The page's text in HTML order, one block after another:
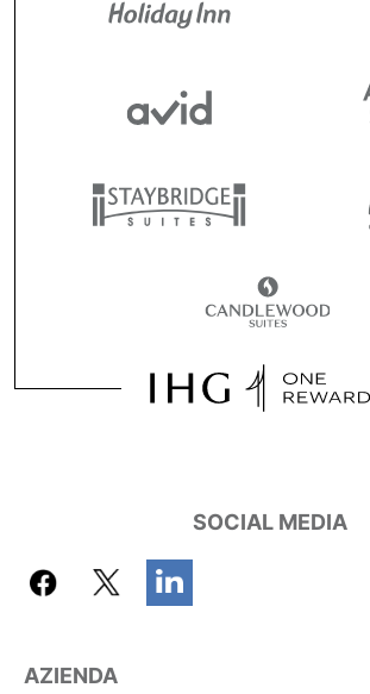
SOCIAL MEDIA
AZIENDA